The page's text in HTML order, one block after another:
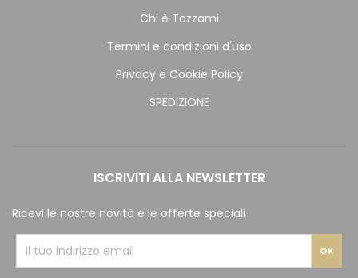
Chi è Tazzami
Termini e condizioni d'uso
Privacy e Cookie Policy
SPEDIZIONE
ISCRIVITI ALLA NEWSLETTER
Ricevi le nostre novità e le offerte speciali